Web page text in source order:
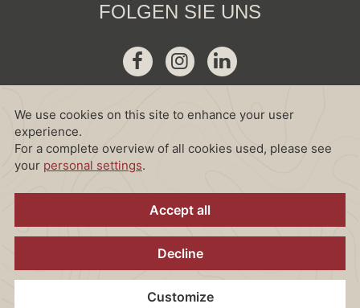
FOLGEN SIE UNS
FacebookInstagramLinkedin
Amadeus : WV VIEDON Sabre : WV 38708
Galileo :
World Span : WV VIEAD Dhisco : WV 36547
© 2026 ARCOTEL Donauzentrum Wien by Bookassist